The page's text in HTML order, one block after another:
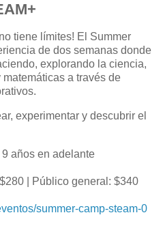
tiene límites! El Summer
de dos semanas donde
explorando la ciencia,
a través de
experimentar y descubrir el
años en adelante
| Público general: $340
summer-camp-steam-0